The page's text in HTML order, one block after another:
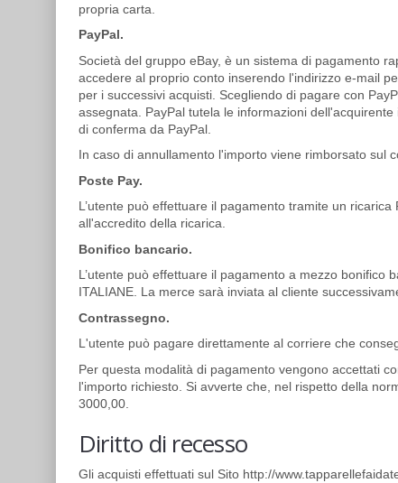
propria carta.
PayPal.
Società del gruppo eBay, è un sistema di pagamento
accedere al proprio conto inserendo l'indirizzo e-mail
per i successivi acquisti. Scegliendo di pagare con
assegnata. PayPal tutela le informazioni
di conferma da PayPal.
In caso di annullamento l'importo viene rimborsato sul
Poste Pay.
L’utente può effettuare il pagamento tramite un
all'accredito della ricarica.
Bonifico bancario.
L’utente può effettuare il pagamento a mezzo bonifico
ITALIANE. La merce sarà inviata al cliente
Contrassegno.
L'utente può pagare direttamente al corriere che
Per questa modalità di pagamento vengono accettati
l'importo richiesto. Si avverte che, nel rispetto della
3000,00.
Diritto di recesso
Gli acquisti effettuati sul Sito http://